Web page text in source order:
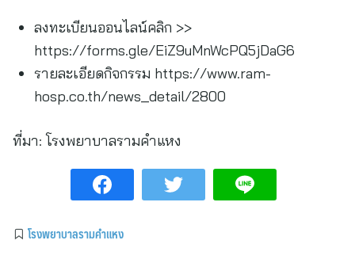
ลงทะเบียนออนไลน์คลิก >>
https://forms.gle/EiZ9uMnWcPQ5jDaG6
รายละเอียดกิจกรรม https://www.ram-
hosp.co.th/news_detail/2800
ที่มา: โรงพยาบาลรามคำแหง
โรงพยาบาลรามคำแหง